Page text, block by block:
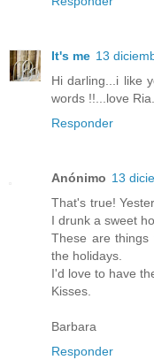
It's me 13
Hi darling...i like
words !!...love Ria...
Responder
Anónimo 13
That's true!
I drunk a sweet
These are
the holidays.
I'd love to have
Kisses.
Barbara
Responder